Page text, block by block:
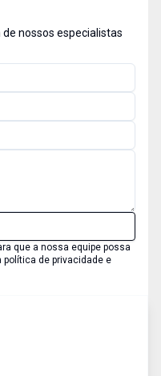
nossos especialistas
que a nossa equipe possa
política de privacidade e